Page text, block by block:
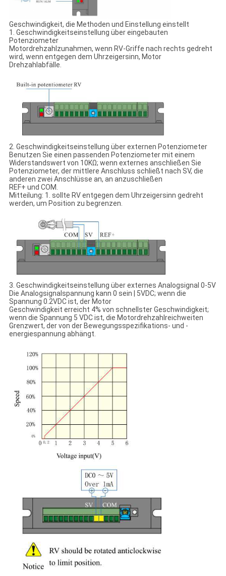
Geschwindigkeit, die Methoden und Einstellung einstellt
1. Geschwindigkeitseinstellung über eingebauten
Potenziometer
Motordrehzahlzunahmen, wenn RV-Griffe nach rechts gedreht
wird, wenn entgegen dem Uhrzeigersinn, Motor
Drehzahlabfälle.
2. Geschwindigkeitseinstellung über externen Potenziometer
Benutzen Sie einen passenden Potenziometer mit einem
Widerstandswert von 10KΩ; wenn externes anschließen Sie
Potenziometer, der mittlere Anschluss schließt nach SV, die
anderen zwei Anschlüsse an, an anzuschließen
REF+ und COM.
Mitteilung: 1. sollte RV entgegen dem Uhrzeigersinn gedreht
werden, um Position zu begrenzen.
3. Geschwindigkeitseinstellung über externes Analogsignal 0-5V
Die Analogsignalspannung kann 0 sein | 5VDC; wenn die
Spannung 0.2VDC ist, der Motor
Geschwindigkeit erreicht 4% von schnellster Geschwindigkeit;
wenn die Spannung 5 VDC ist, die Motordrehzahlreichweiten
Grenzwert, der von der Bewegungsspezifikations- und -
energiespannung abhängt.